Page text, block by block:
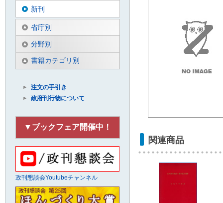
関連商品
新刊
省庁別
分野別
書籍カテゴリ別
注文の手引き
政府刊行物について
▼ブックフェア開催中！
政刊懇談会Youtubeチャンネル